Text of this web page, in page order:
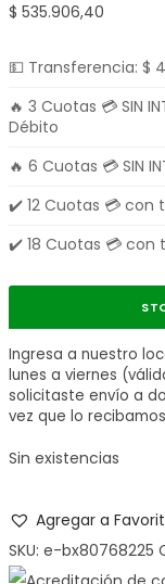
$ 535.906,40
💵 Transferencia: $
🔥 3 Cuotas 💳 SIN
Débito
🔥 6 Cuotas 💳 SIN
✔️ 12 Cuotas 💳 con
✔️ 18 Cuotas 💳 con
Ingresa a nuestro
lunes a viernes
solicitaste envío a
vez que lo
Sin existencias
Agregar a
SKU: e-bx80768225